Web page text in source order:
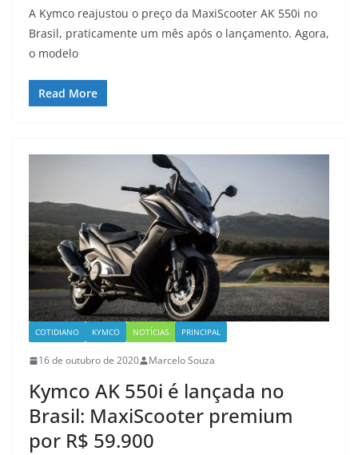
A Kymco reajustou o preço da MaxiScooter AK 550i no
Brasil, praticamente um mês após o lançamento. Agora,
o modelo
Read More
COTIDIANO KYMCO NOTÍCIAS PRINCIPAL
16 de outubro de 2020 Marcelo Souza
Kymco AK 550i é lançada no
Brasil: MaxiScooter premium
por R$ 59.900